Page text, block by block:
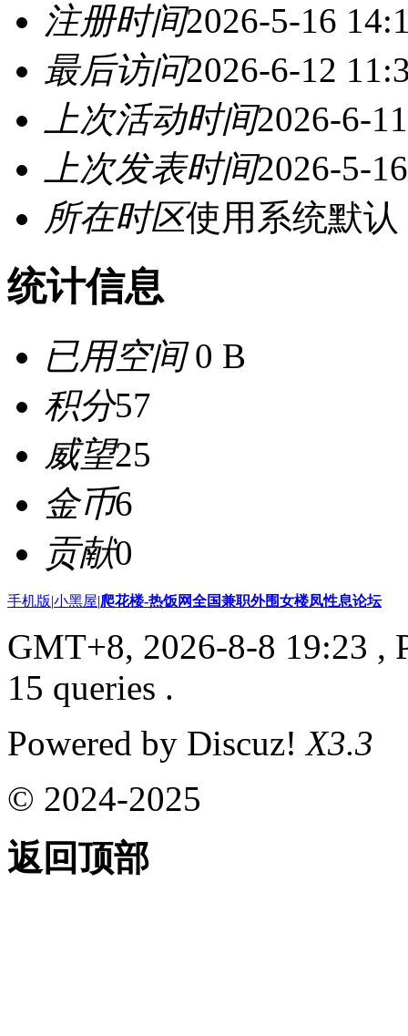
注册时间2026-5-16
最后访问2026-6-12
上次活动时间2026-6-
上次发表时间2026-5-
所在时区使用系统默认
统计信息
已用空间0 B
积分57
威望25
金币6
贡献0
手机版|小黑屋|爬花楼-热饭网全国兼职外围女楼凤性息论坛
GMT+8, 2026-8-8 19:23 ,
15 queries .
Powered by Discuz!X3.3
© 2024-2025
返回顶部